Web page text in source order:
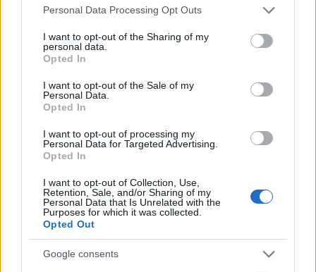
Please note that this website/app uses one or more Google
not limited to your visit or usage behaviour. You may click to
grant or deny consent to Google and its third-party tags to
use your data for below specified purposes in below Google
consent section.
Personal Data Processing Opt Outs
I want to opt-out of the Sharing of my
personal data.
Opted In
I want to opt-out of the Sale of my
Personal Data.
Opted In
I want to opt-out of processing my
Personal Data for Targeted Advertising.
Opted In
I want to opt-out of Collection, Use,
Retention, Sale, and/or Sharing of my
Personal Data that Is Unrelated with the
Purposes for which it was collected.
Opted Out
Google consents
származásúBeketow Mátyás-Matvej Ivanovics
1908-ban a cirkuszt a mai helyére.Beketowkisebb
megszakításokkal egészen 1928-ban bekövetkezett